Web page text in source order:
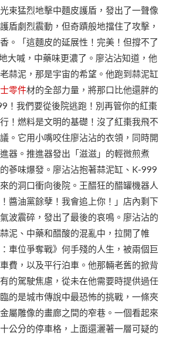
束猛烈地擊中麵皮護盾，發出了一聲像
盾劇烈震動，但奇蹟般地擋住了攻擊，
。「這麵皮的延展性！完美！但撐不了
大喊，中藥味更濃了。廖沾沾知道，他
蒜泥，那是宇宙的希望。他跑到蒜泥缸
零件材的全部力量，將那口比他還胖的
！我們要從後院逃跑！別再管你的紅棗
！燃料是文明的基礎！沒了紅棗我飛不
。它用小嘴咬住廖沾沾的衣領，同時開
器。推進器發出「滋滋」的輕微煎煮
蔘味爆發。廖沾沾抱著蒜泥缸、K-999
的洞口衝向後院。王醋狂的醋罐機器人
醬油黨餘孽！我會追上你！」店內剩下
波震碎，發出了最後的哀鳴。廖沾沾的
泥、中藥和醋酸的混亂中，拉開了帷
車位爭奪戰》何手殘的人生，被兩個巨
費，以及平行泊車。他那輛老舊的掀背
的駕駛焦慮，從未在他需要時提供過任
的是城市傳說中最恐怖的挑戰，一條夾
屬雕像的畫廊之間的窄巷。一個看起來
公分的停車格，上面還灑著一層可疑的